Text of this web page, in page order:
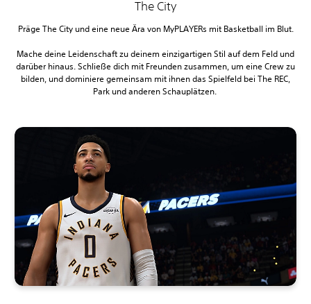
The City
Präge The City und eine neue Ära von MyPLAYERs mit Basketball im Blut.
Mache deine Leidenschaft zu deinem einzigartigen Stil auf dem Feld und
darüber hinaus. Schließe dich mit Freunden zusammen, um eine Crew zu
bilden, und dominiere gemeinsam mit ihnen das Spielfeld bei The REC,
Park und anderen Schauplätzen.